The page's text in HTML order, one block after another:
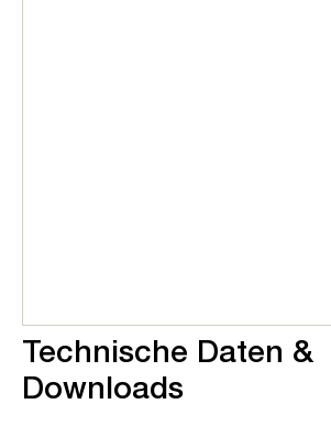
Technische Daten &
Downloads